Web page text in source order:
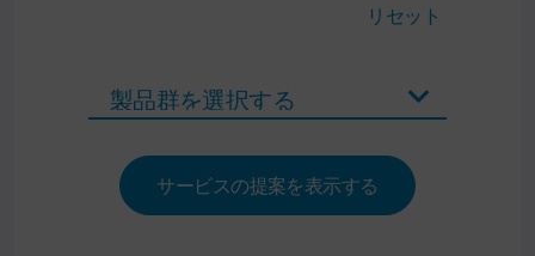
リセット
サービスの提案を表示する